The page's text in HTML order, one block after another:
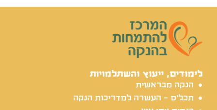
לימודים, ייעוץ והשתלמויות
הנקה מבראשית
תכל'ס - העשרה למדריכות הנקה